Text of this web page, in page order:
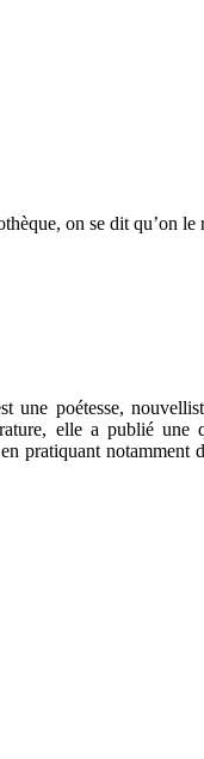
on se dit qu’on
poétesse,
elle a publié une
pratiquant notamment